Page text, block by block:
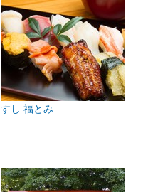
すし 福とみ